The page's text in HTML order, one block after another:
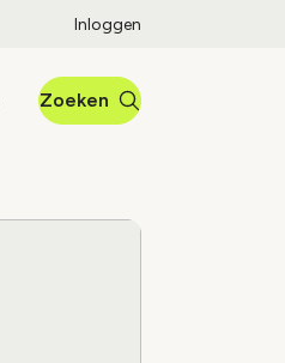
Inloggen
Zoeken